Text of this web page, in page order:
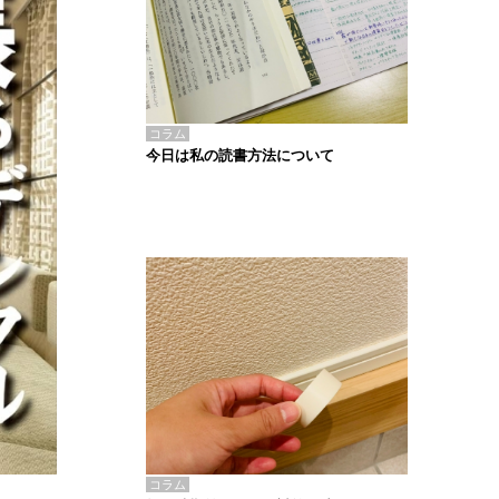
コラム
今日は私の読書方法について
コラム